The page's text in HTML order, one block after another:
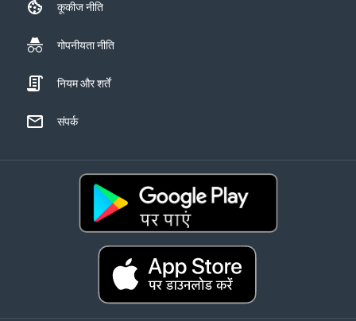
कूकीज नीति
गोपनीयता नीति
नियम और शर्तें
संपर्क